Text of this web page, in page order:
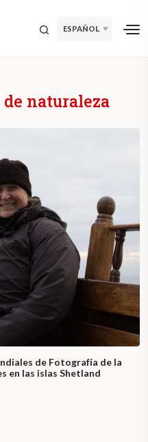
ESPAÑOL
naturaleza
de Fotografía de la
en las islas Shetland